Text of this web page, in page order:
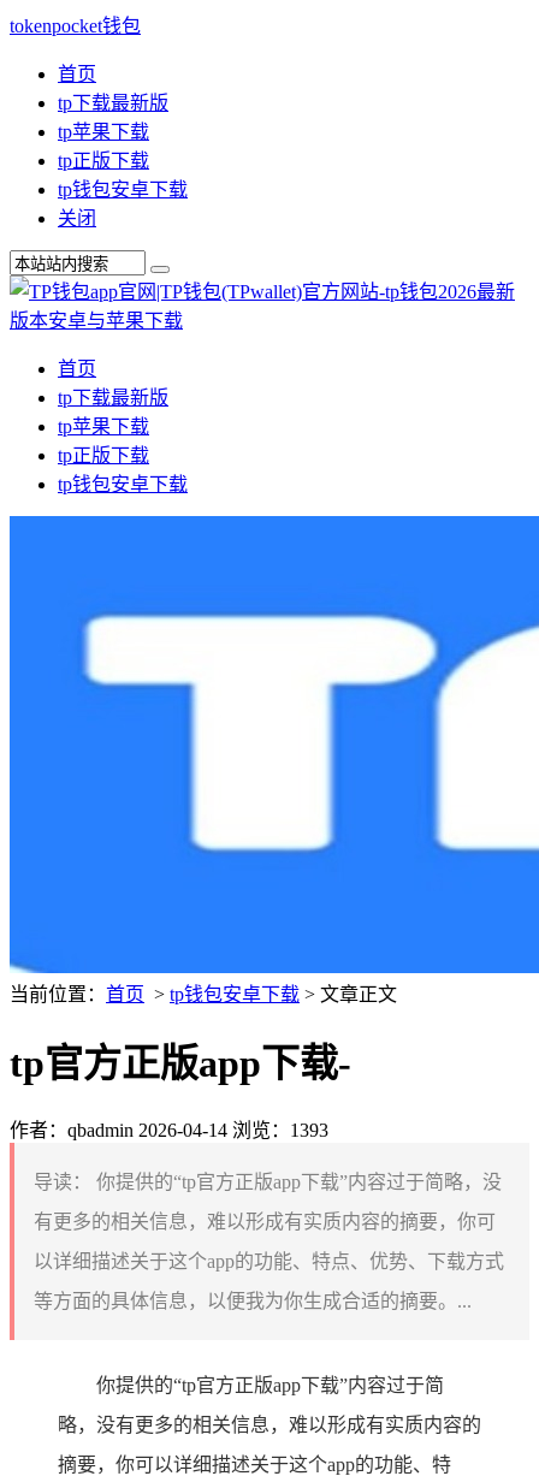
tokenpocket钱包
首页
tp下载最新版
tp苹果下载
tp正版下载
tp钱包安卓下载
关闭
首页
tp下载最新版
tp苹果下载
tp正版下载
tp钱包安卓下载
当前位置： 首页 > tp钱包安卓下载 > 文章正文
tp官方正版app下载-
作者：qbadmin 2026-04-14 浏览：1393
导读：
你提供的“tp官方正版app下载”内容过于简略，没
有更多的相关信息，难以形成有实质内容的摘要，你可
以详细描述关于这个app的功能、特点、优势、下载方式
等方面的具体信息，以便我为你生成合适的摘要。...
你提供的“tp官方正版app下载”内容过于简
略，没有更多的相关信息，难以形成有实质内容的
摘要，你可以详细描述关于这个app的功能、特